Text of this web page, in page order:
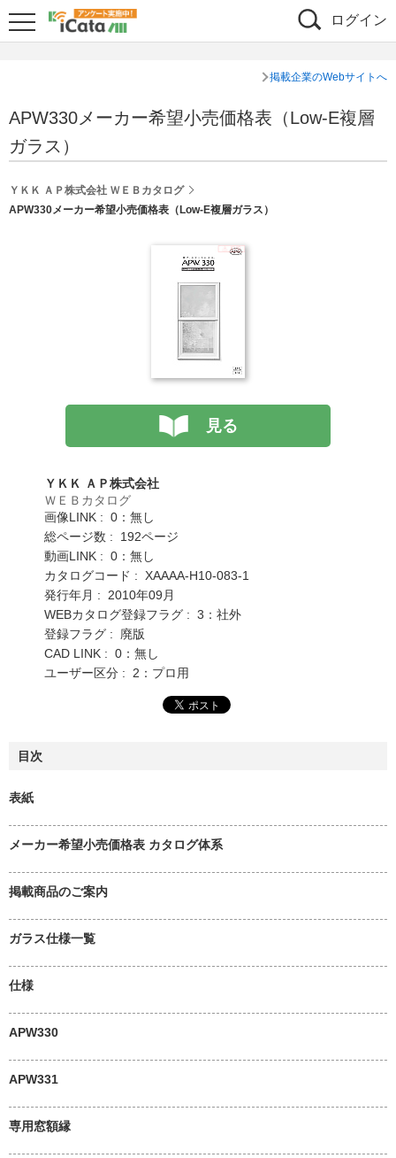
ログイン
掲載企業のWebサイトへ
APW330メーカー希望小売価格表（Low-E複層
ガラス）
ＹＫＫ ＡＰ株式会社 ＷＥＢカタログ
APW330メーカー希望小売価格表（Low-E複層ガラス）
見る
ＹＫＫ ＡＰ株式会社
ＷＥＢカタログ
画像LINK : 0：無し
総ページ数 : 192ページ
動画LINK : 0：無し
カタログコード : XAAAA-H10-083-1
発行年月 : 2010年09月
WEBカタログ登録フラグ : 3：社外
登録フラグ : 廃版
CAD LINK : 0：無し
ユーザー区分 : 2：プロ用
目次
表紙
メーカー希望小売価格表 カタログ体系
掲載商品のご案内
ガラス仕様一覧
仕様
APW330
APW331
専用窓額縁